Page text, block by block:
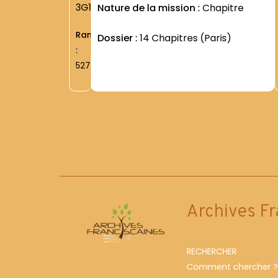
3G1
Rang
:
5274
Nature de la mission : Chapitre
Dossier : 14 Chapitres (Paris)
Archives
RECHERCHER
Comment chercher ?